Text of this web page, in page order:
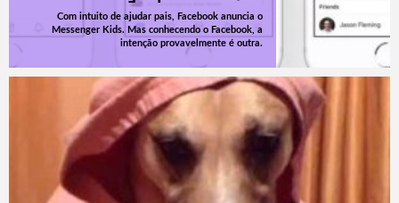
Com intuito de ajudar pais, Facebook anuncia o
Messenger Kids. Mas conhecendo o Facebook, a
intenção provavelmente é outra.